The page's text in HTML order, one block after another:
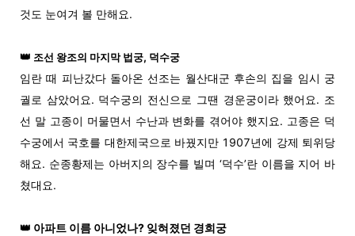
것도 눈여겨 볼 만해요.
👑 조선 왕조의 마지막 법궁, 덕수궁
임란 때 피난갔다 돌아온 선조는 월산대군 후손의 집을 임시 궁
궐로 삼았어요. 덕수궁의 전신으로 그땐 경운궁이라 했어요. 조
선 말 고종이 머물면서 수난과 변화를 겪어야 했지요. 고종은 덕
수궁에서 국호를 대한제국으로 바꿨지만 1907년에 강제 퇴위당
해요. 순종황제는 아버지의 장수를 빌며 ‘덕수’란 이름을 지어 바
쳤대요.
👑 아파트 이름 아니었나? 잊혀졌던 경희궁